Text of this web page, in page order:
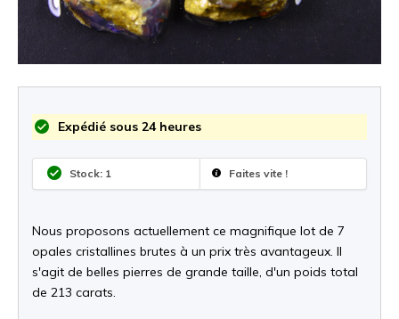
Expédié sous 24 heures
Stock: 1 Faites vite !
Nous proposons actuellement ce magnifique lot de 7
opales cristallines brutes à un prix très avantageux. Il
s'agit de belles pierres de grande taille, d'un poids total
de 213 carats.